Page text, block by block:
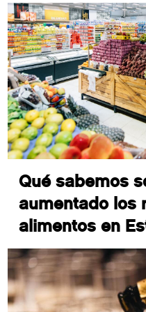
Qué sabemos
aumentado los
alimentos en